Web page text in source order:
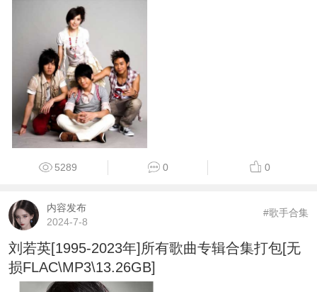
5289 0 0
内容发布
2024-7-8
#歌手合集
刘若英[1995-2023年]所有歌曲专辑合集打包[无
损FLAC\MP3\13.26GB]